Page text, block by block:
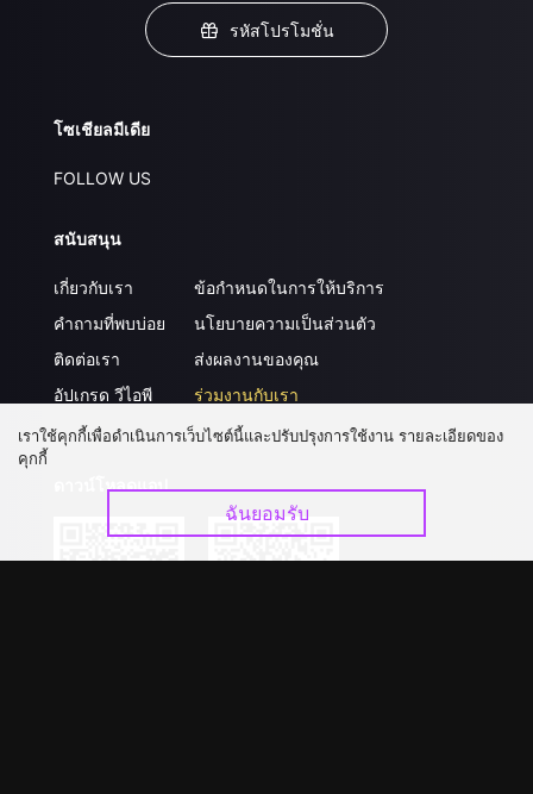
รหัสโปรโมชั่น
โซเชียลมีเดีย
FOLLOW US
สนับสนุน
เกี่ยวกับเรา
คำถามที่พบบ่อย
ติดต่อเรา
อัปเกรด วีไอพี
ข้อกำหนดในการให้บริการ
นโยบายความเป็นส่วนตัว
ส่งผลงานของคุณ
ร่วมงานกับเรา
ดาวน์โหลดแอป
เราใช้คุกกี้เพื่อดำเนินการเว็บไซต์นี้และปรับปรุงการใช้งาน รายละเอียดของ
คุกกี้
ฉันยอมรับ